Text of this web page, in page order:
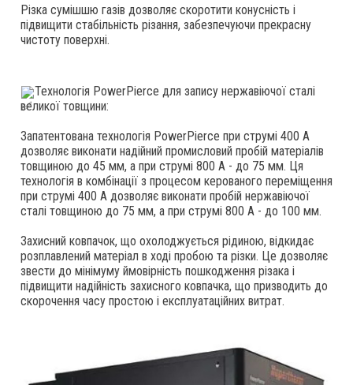
Різка сумішшю газів дозволяє скоротити конусність і
підвищити стабільність різання, забезпечуючи прекрасну
чистоту поверхні.
Технологія PowerPierce для запису нержавіючої сталі
великої товщини:
Запатентована технологія PowerPierce при струмі 400 А
дозволяє виконати надійний промисловий пробій матеріалів
товщиною до 45 мм, а при струмі 800 А - до 75 мм. Ця
технологія в комбінації з процесом керованого переміщення
при струмі 400 А дозволяє виконати пробій нержавіючої
сталі товщиною до 75 мм, а при струмі 800 А - до 100 мм.
Захисний ковпачок, що охолоджується рідиною, відкидає
розплавлений матеріал в ході пробою та різки. Це дозволяє
звести до мінімуму ймовірність пошкодження різака і
підвищити надійність захисного ковпачка, що призводить до
скорочення часу простою і експлуатаційних витрат.